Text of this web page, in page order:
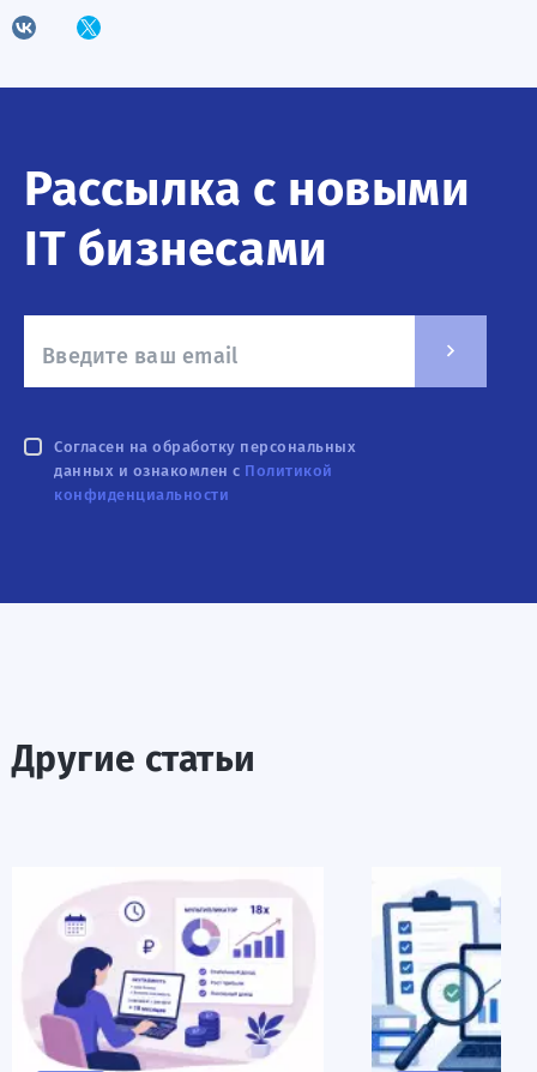
Рассылка с новыми
IT бизнесами
Согласен на обработку персональных
данных и ознакомлен с Политикой
конфиденциальности
Другие статьи